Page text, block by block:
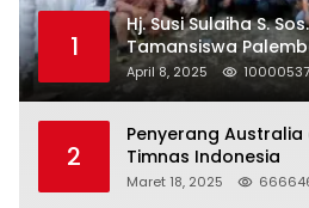
1
Hj. Susi Sulaiha S.
Tamansiswa
Halal Bihalal
April 8, 2025
2
Penyerang
Timnas Indonesia
Maret 18, 2025